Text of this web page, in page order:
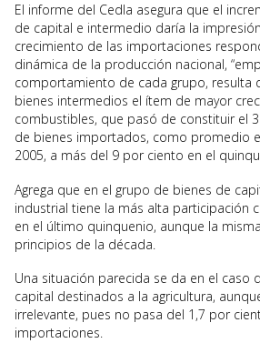
El informe del Cedla asegura que el
de capital e intermedio daría la
crecimiento de las importaciones
dinámica de la producción nacional,
comportamiento de cada grupo, resulta
bienes intermedios el ítem de mayor
combustibles, que pasó de constituir el
de bienes importados, como promedio
2005, a más del 9 por ciento en el
Agrega que en el grupo de bienes de
industrial tiene la más alta participación
en el último quinquenio, aunque la
principios de la década.
Una situación parecida se da en el caso
capital destinados a la agricultura,
irrelevante, pues no pasa del 1,7 por
importaciones.